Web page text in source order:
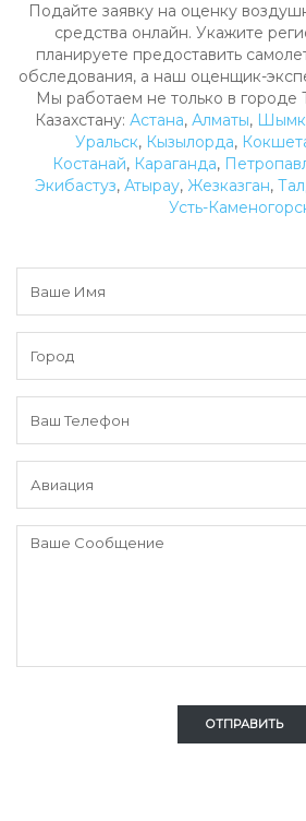
Подайте заявку на оценку
средства онлайн. Укажите
планируете предоставить
обследования, а наш оценщик-
Мы работаем не только в городе
Казахстану: Астана, Алматы,
Уральск, Кызылорда,
Костанай, Караганда,
Экибастуз, Атырау, Жезказган,
Усть-
ОТПРАВИТЬ